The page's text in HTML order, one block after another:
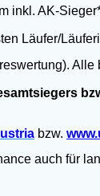
AK-
bzw.
auch für